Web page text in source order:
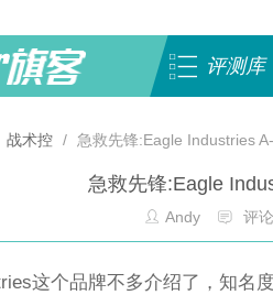
评测库
战术控 / 急救先锋:Eagle Industries
急救先锋:Eagle
Andy 评
这个品牌不多介绍了，知名